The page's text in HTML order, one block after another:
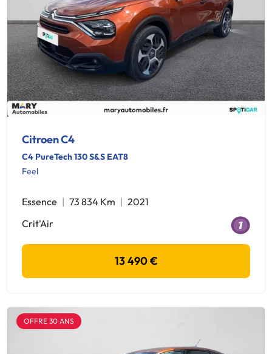
Citroen C4
C4 PureTech 130 S&S EAT8
Feel
Essence 73 834 Km
2021
Crit'Air
13 490 €
OFFRE 30 ANS